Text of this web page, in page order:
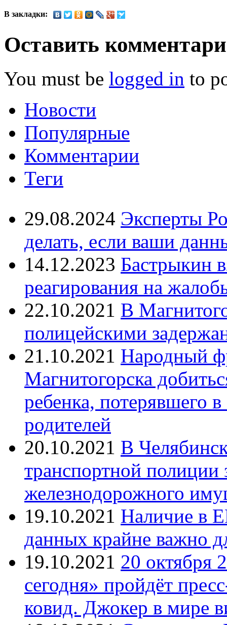
В закладки:
Оставить
You must be logged in to
Новости
Популярные
Комментарии
Теги
29.08.2024 Эксперты
делать, если ваши
14.12.2023 Бастрыкин
реагирования на
22.10.2021 В
полицейскими
21.10.2021 Народный
Магнитогорска
ребенка, потерявшего
родителей
20.10.2021 В
транспортной
железнодорожного
19.10.2021 Наличие в
данных крайне важно
19.10.2021 20 октября
сегодня» пройдёт
ковид. Джокер в мире